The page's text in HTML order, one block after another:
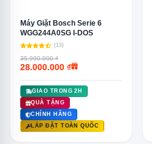
Máy Giặt Bosch Serie 6
WGG244A0SG I-DOS
(13)
35.990.000 ₫
28.000.000 ₫
GIAO TRONG 2H
QUÀ TẶNG
CHÍNH HÃNG
LẮP ĐẶT TOÀN QUỐC